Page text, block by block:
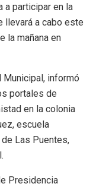
a participar en la
llevará a cabo este
la mañana en
Municipal, informó
portales de
en la colonia
escuela
Las Puentes,
Presidencia